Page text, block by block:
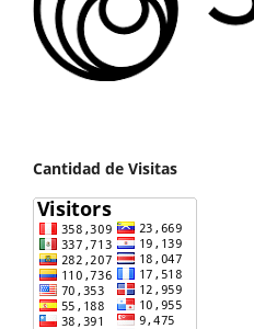
Cantidad de Visitas